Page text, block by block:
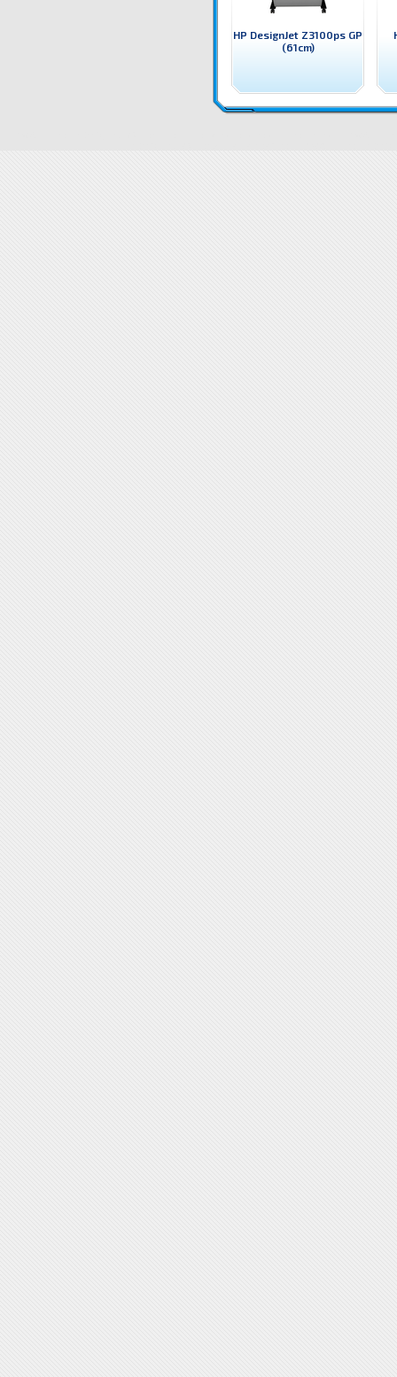
HP DesignJet Z3100ps GP
(61cm)